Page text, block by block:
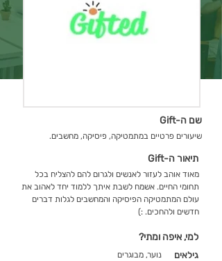
שם ה-Gift
שיעורים פרטיים במתמטיקה, פיסיקה, מחשבים.
תיאור ה-Gift
מאוד אוהב לעזור לאנשים ולגרום להם להצליח בכל
תחומי החיים. אשמח לשבת איתך ללמוד יחד לאהוב את
עולם המתמטיקה הפיסיקה והמחשבים לגלות דברים
חדשים ולהחכים. :)
למי, איפה ומתי?
נוער, מבוגרים גילאים